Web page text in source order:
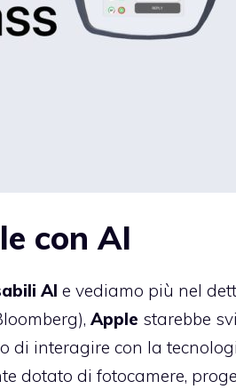
con AI
AI e vediamo più nel
Apple starebbe
di interagire con la
dotato di fotocamere,